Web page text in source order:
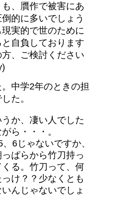
、贋作で被害にあ
的に多いでしょう
実的で世のために
自負しております
方、ご検討ください
)
中学2年のときの担
た。
うか、凄い人でした
ら・・・。
6じゃないですか、
ぱらから竹刀持っ
る。竹刀って、何
け？？少なくとも
んじゃないでしょ